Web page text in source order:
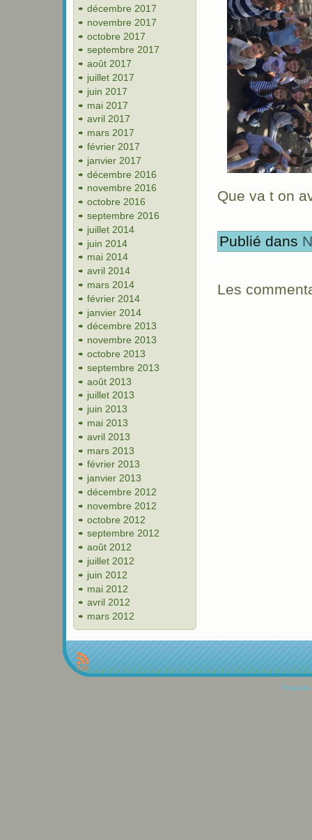
décembre 2017
novembre 2017
octobre 2017
septembre 2017
août 2017
juillet 2017
juin 2017
mai 2017
avril 2017
mars 2017
février 2017
janvier 2017
décembre 2016
novembre 2016
octobre 2016
septembre 2016
juillet 2014
juin 2014
mai 2014
avril 2014
mars 2014
février 2014
janvier 2014
décembre 2013
novembre 2013
octobre 2013
septembre 2013
août 2013
juillet 2013
juin 2013
mai 2013
avril 2013
mars 2013
février 2013
janvier 2013
décembre 2012
novembre 2012
octobre 2012
septembre 2012
août 2012
juillet 2012
juin 2012
mai 2012
avril 2012
mars 2012
Que va t on
Publié dans
Les